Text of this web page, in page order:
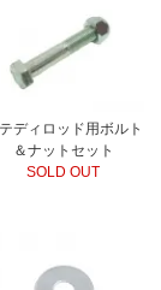
ディロッド用ボルト
＆ナットセット
SOLD OUT